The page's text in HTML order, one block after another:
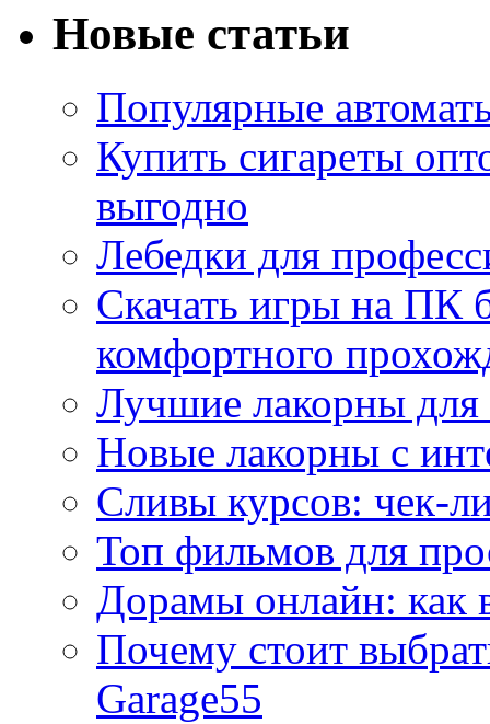
Новые статьи
Популярные
Купить сигареты
выгодно
Лебедки для
Скачать игры на ПК
комфортного
Лучшие лакорны для
Новые лакорны с
Сливы курсов: чек-
Топ фильмов для
Дорамы онлайн: как
Почему стоит
Garage55